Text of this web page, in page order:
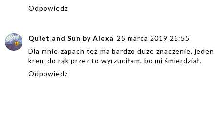
Odpowiedz
Quiet and Sun by Alexa 25 marca 2019 21:55
Dla mnie zapach też ma bardzo duże znaczenie, jeden
krem do rąk przez to wyrzuciłam, bo mi śmierdział.
Odpowiedz